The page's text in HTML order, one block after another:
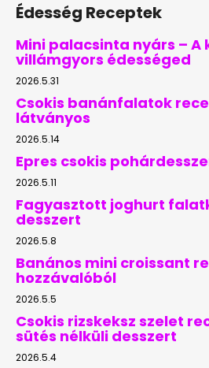
Édesség Receptek
Mini palacsinta nyárs – A
villámgyors édességed
2026.5.31
Csokis banánfalatok
látványos
2026.5.14
Epres csokis
2026.5.11
Fagyasztott joghurt
desszert
2026.5.8
Banános mini croissant
hozzávalóból
2026.5.5
Csokis rizskeksz szelet
sütés nélküli desszert
2026.5.4